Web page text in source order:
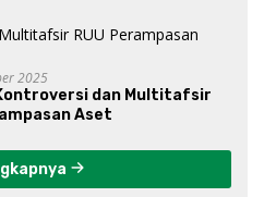
2025
dan Multitafsir
Aset